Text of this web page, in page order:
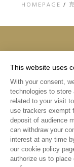
HOMEPAGE /
This website uses
With your consent,
technologies to store
related to your visit
use trackers exempt
deposit of audience
can withdraw your
interest at any time
our cookie policy
authorize us to